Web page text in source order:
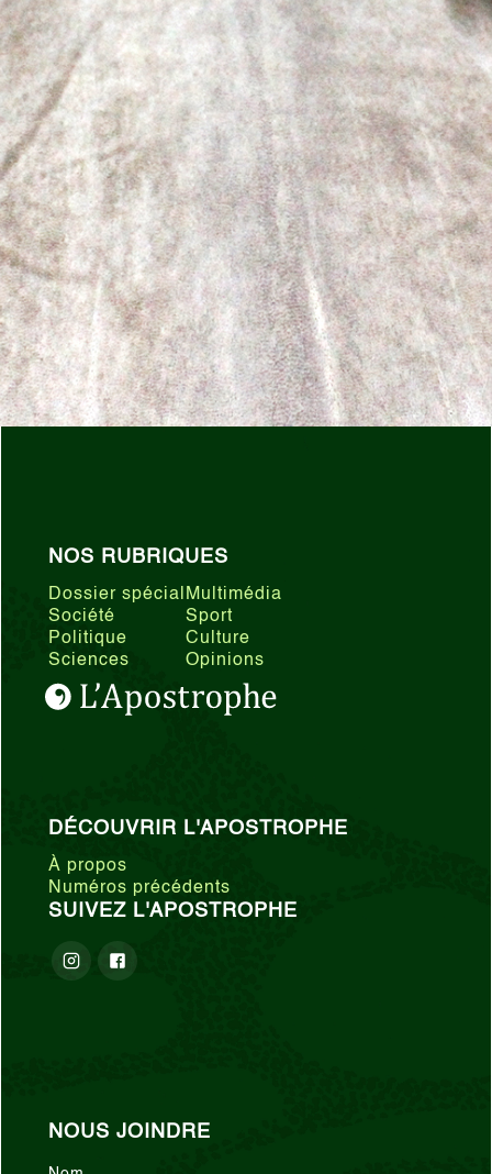
NOS RUBRIQUES
Dossier spécial
Société
Politique
Sciences
Multimédia
Sport
Culture
Opinions
DÉCOUVRIR L'APOSTROPHE
À propos
Numéros précédents
SUIVEZ L'APOSTROPHE
NOUS JOINDRE